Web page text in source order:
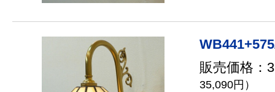
販売価格：
35,090円）